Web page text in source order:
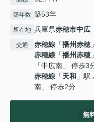
築年数 築53年
所在地 兵庫県赤穂市中広
交通 赤穂線 「播州赤穂
赤穂線 「播州赤穂
「中広南」 停歩3
赤穂線 「天和 」
南」 停歩2分
無